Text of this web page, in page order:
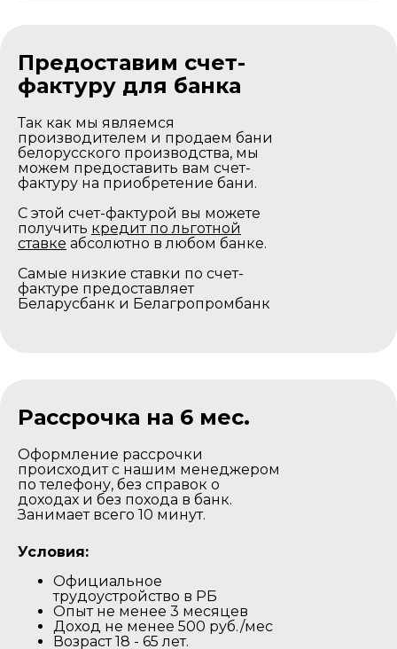
Рассрочка на 6 мес.
Оформление рассрочки
происходит с нашим менеджером
по телефону, без справок о
доходах и без похода в банк.
Занимает всего 10 минут.
Условия:
Официальное
трудоустройство в РБ
Опыт не менее 3 месяцев
Доход не менее 500 руб./мес
Возраст 18 - 65 лет.
Предоставим счет-
фактуру для банка
Так как мы являемся
производителем и продаем бани
белорусского производства, мы
можем предоставить вам счет-
фактуру на приобретение бани.
С этой счет-фактурой вы можете
получить кредит по льготной
ставке абсолютно в любом банке.
Самые низкие ставки по счет-
фактуре предоставляет
Беларусбанк и Белагропромбанк